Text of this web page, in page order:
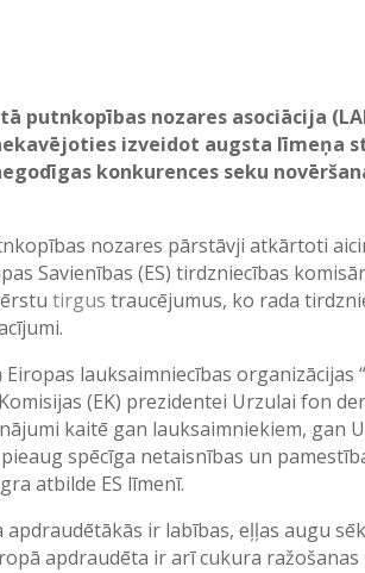
putnkopības nozares asociācija
izveidot augsta līmeņa
konkurences seku
nozares pārstāvji atkārtoti
Savienības (ES) tirdzniecības
tirgus traucējumus, ko rada
lauksaimniecības organizācijas
Komisijas (EK) prezidentei Urzulai fon
kaitē gan lauksaimniekiem, gan
spēcīga netaisnības un
atbilde ES līmenī.
apdraudētākās ir labības, eļļas augu
apdraudēta ir arī cukura ražošanas